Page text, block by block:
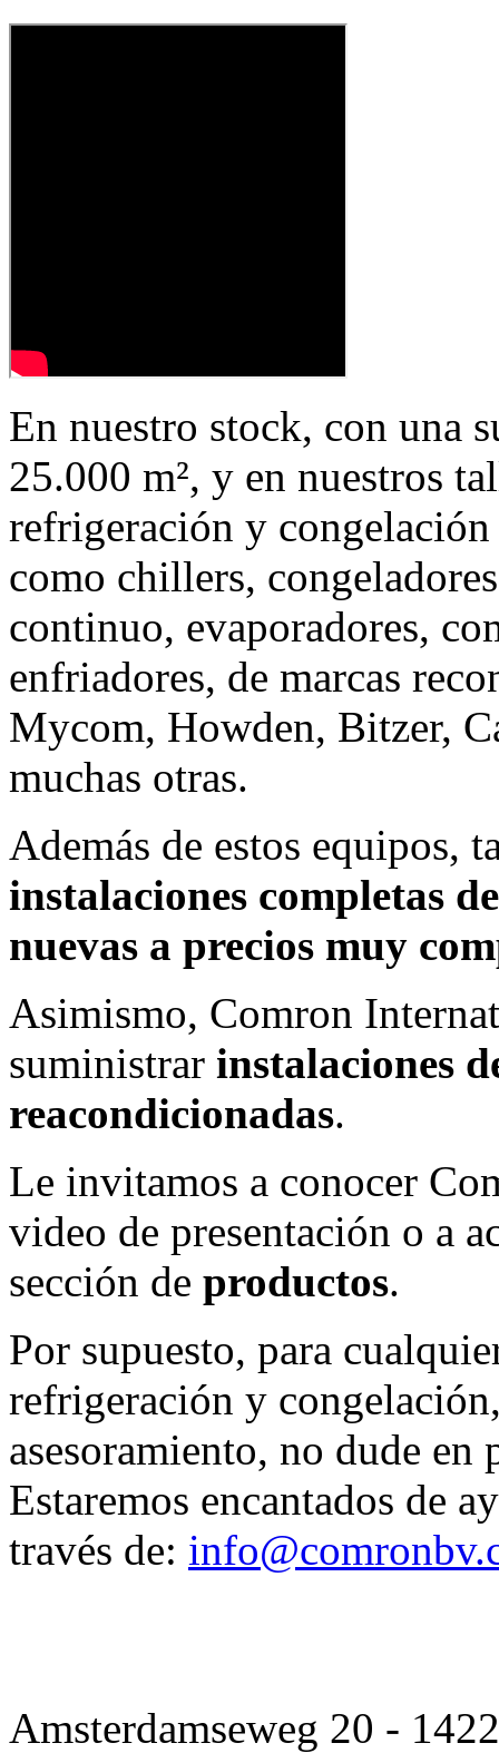
En nuestro stock, con una
25.000 m², y en nuestros
refrigeración y congelación
como chillers,
continuo, evaporadores,
enfriadores, de marcas
Mycom, Howden, Bitzer,
muchas otras.
Además de estos equipos,
instalaciones completas
nuevas a precios muy
Asimismo, Comron
suministrar instalaciones
reacondicionadas.
Le invitamos a conocer
video de presentación o a
sección de productos.
Por supuesto, para
refrigeración y
asesoramiento, no dude en
Estaremos encantados de
través de:
Amsterdamseweg 20 -